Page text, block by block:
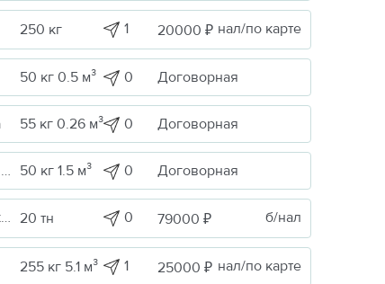
250 кг 1 20000 ₽ нал/по карте
50 кг 0.5 м³ 0 Договорная
55 кг 0.26 м³ 0 Договорная
Строительные грузы / Изделия из металла 50 кг 1.5 м³ 0 Договорная
20 тн 0 79000 ₽ б/нал
255 кг 5.1 м³ 1 25000 ₽ нал/по карте